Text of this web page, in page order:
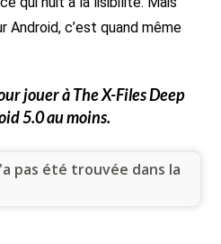
Android, c’est quand même
jouer àThe X-Files Deep
5.0 au moins.
pas été trouvée dans la